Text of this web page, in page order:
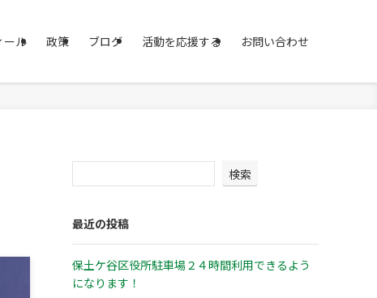
ール 政策 ブログ 活動を応援する お問い合わせ
検索
最近の投稿
保土ケ谷区役所駐車場２４時間利用できるよう
になります！